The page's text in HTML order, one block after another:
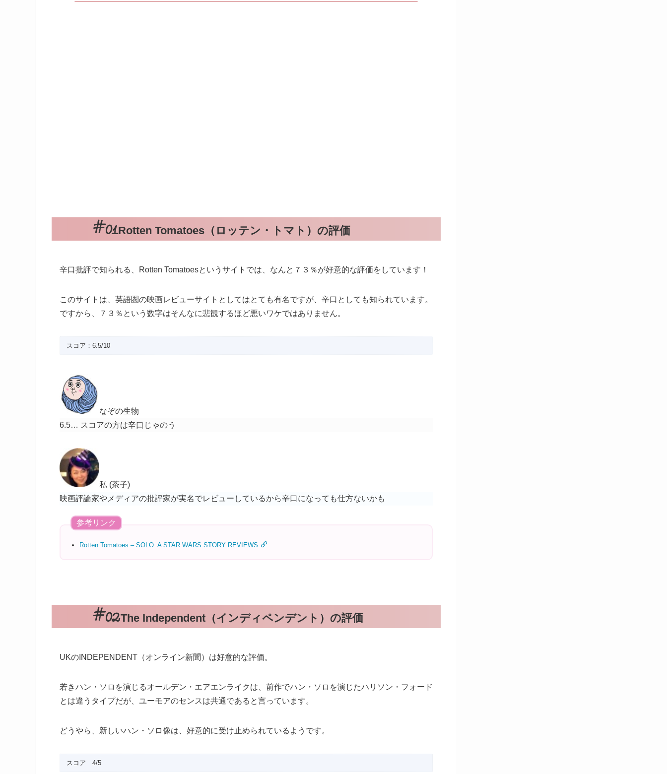
Rotten Tomatoes（ロッテン・トマト）の評価
辛口批評で知られる、Rotten Tomatoesというサイトでは、なんと７３％が好意的な評価をしています！
このサイトは、英語圏の映画レビューサイトとしてはとても有名ですが、辛口としても知られています。
ですから、７３％という数字はそんなに悲観するほど悪いワケではありません。
スコア：6.5/10
なぞの生物
6.5… スコアの方は辛口じゃのう
私 (茶子)
映画評論家やメディアの批評家が実名でレビューしているから辛口になっても仕方ないかも
参考リンク
Rotten Tomatoes – SOLO: A STAR WARS STORY REVIEWS
The Independent（インディペンデント）の評価
UKのINDEPENDENT（オンライン新聞）は好意的な評価。
若きハン・ソロを演じるオールデン・エアエンライクは、前作でハン・ソロを演じたハリソン・フォード
とは違うタイプだが、ユーモアのセンスは共通であると言っています。
どうやら、新しいハン・ソロ像は、好意的に受け止められているようです。
スコア 4/5